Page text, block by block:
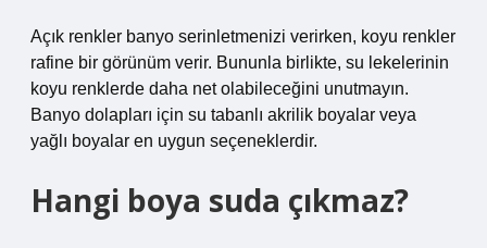
Açık renkler banyo serinletmenizi verirken, koyu renkler
rafine bir görünüm verir. Bununla birlikte, su lekelerinin
koyu renklerde daha net olabileceğini unutmayın.
Banyo dolapları için su tabanlı akrilik boyalar veya
yağlı boyalar en uygun seçeneklerdir.
Hangi boya suda çıkmaz?